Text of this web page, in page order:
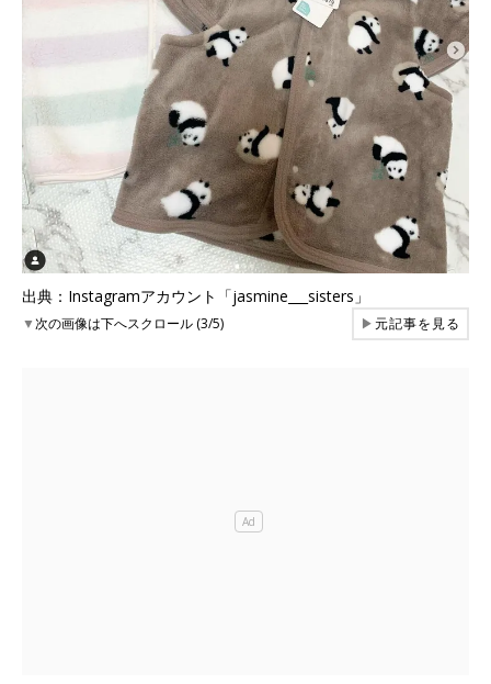
出典：Instagramアカウント「jasmine___sisters」
▼次の画像は下へスクロール (3/5) ▶元記事を見る